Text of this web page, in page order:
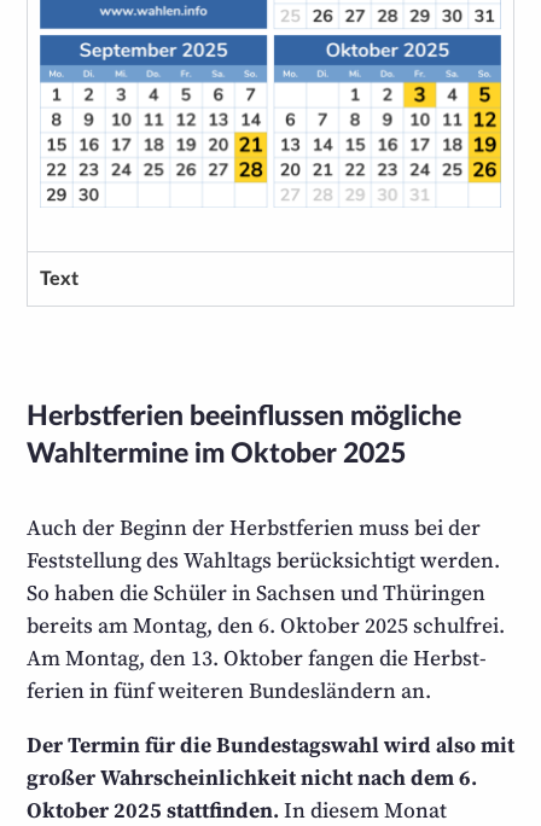
Text
Herbstferien beeinflussen mögliche
Wahltermine im Oktober 2025
Auch der Beginn der Herbstferien muss bei der
Feststellung des Wahltags berücksichtigt werden.
So haben die Schüler in Sachsen und Thüringen
bereits am Montag, den 6. Oktober 2025 schulfrei.
Am Montag, den 13. Oktober fangen die Herbst­
ferien in fünf weiteren Bundesländern an.
Der Termin für die Bundestags­wahl wird also mit
großer Wahrscheinlichkeit nicht nach dem 6.
Oktober 2025 stattfinden. In diesem Monat